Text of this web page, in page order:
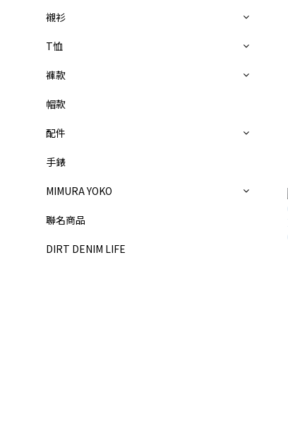
襯衫
T恤
褲款
帽款
配件
手錶
MIMURA YOKO
聯名商品
DIRT DENIM LIFE